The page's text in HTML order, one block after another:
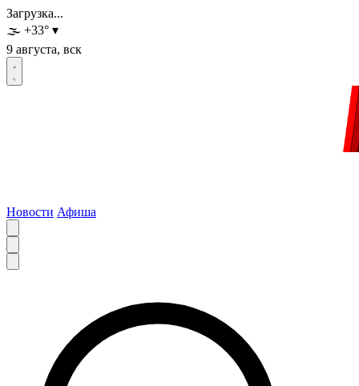
Загрузка...
🌫️ +33° ▾
9 августа, вск
Новости Афиша